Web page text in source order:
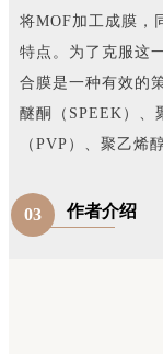
将MOF加工成膜，
特点。为了克服这
合膜是一种有效的
醚酮（SPEEK）、
（PVP）、聚乙烯
03 作者介绍